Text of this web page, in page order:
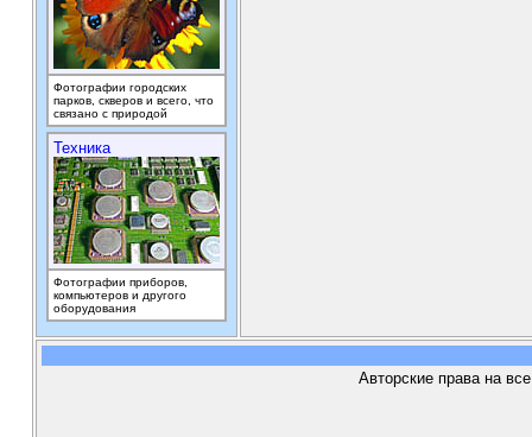
Фотографии городских
парков, скверов и всего, что
связано с природой
Техника
Фотографии приборов,
компьютеров и другого
оборудования
Авторские права на